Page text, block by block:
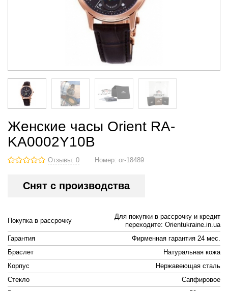
Женские часы Orient RA-
KA0002Y10B
Отзывы: 0 Номер: or-18489
Снят с производства
Покупка в рассрочку
Для покупки в рассрочку и кредит
переходите: Orientukraine.in.ua
Гарантия
Фирменная гарантия 24 мес.
Браслет
Натуральная кожа
Корпус
Нержавеющая сталь
Стекло
Сапфировое